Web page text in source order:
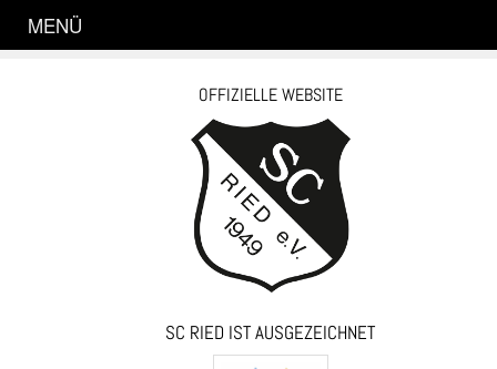
OFFIZIELLE WEBSITE
SC RIED IST AUSGEZEICHNET
MENÜ